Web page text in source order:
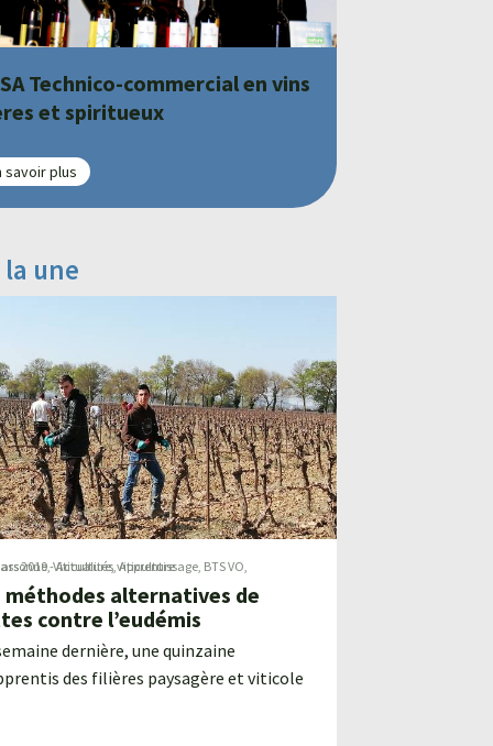
Technico-commercial en vins
et spiritueux
savoir plus
la une
2019-Actualités,Apprentissage, BTS VO
,Viticulture, viticulture
méthodes alternatives de
contre l’eudémis
dernière, une quinzaine
des filières paysagère et viticole